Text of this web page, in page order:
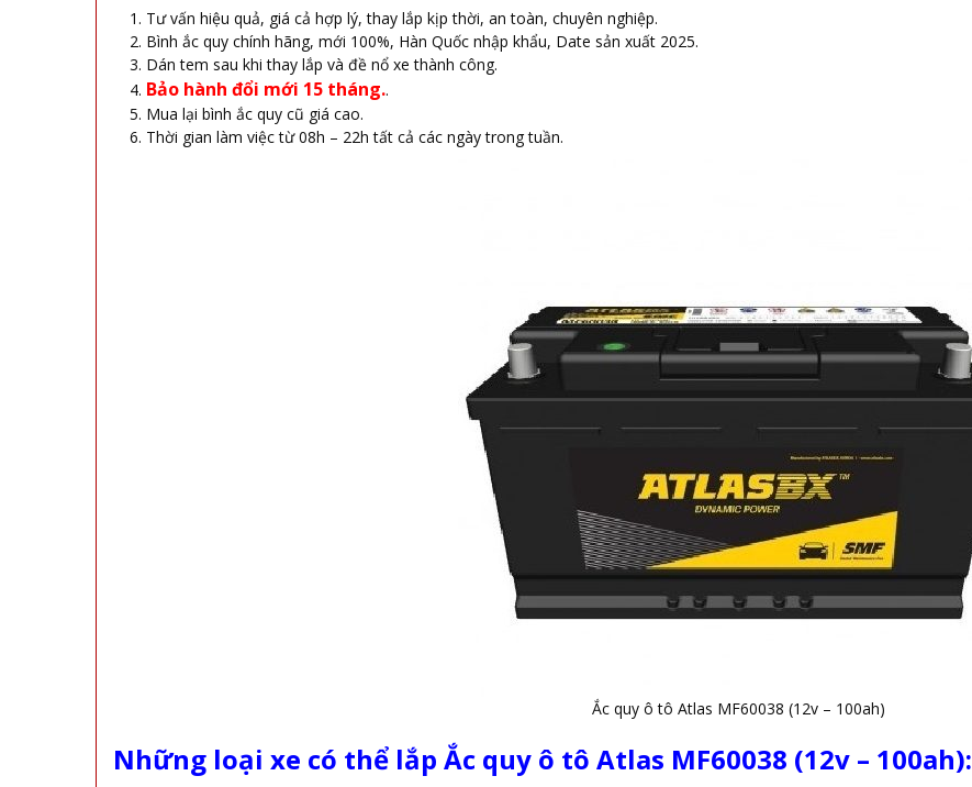
Tư vấn hiệu quả, giá cả hợp lý, thay lắp kịp thời, an toàn, chuyên nghiệp.
Bình ắc quy chính hãng, mới 100%, Hàn Quốc nhập khẩu, Date sản xuất 2025.
Dán tem sau khi thay lắp và đề nổ xe thành công.
Bảo hành đổi mới 15 tháng..
Mua lại bình ắc quy cũ giá cao.
Thời gian làm việc từ 08h – 22h tất cả các ngày trong tuần.
Ắc quy ô tô Atlas MF60038 (12v – 100ah)
Những loại xe có thể lắp Ắc quy ô tô Atlas MF60038 (12v – 100ah):